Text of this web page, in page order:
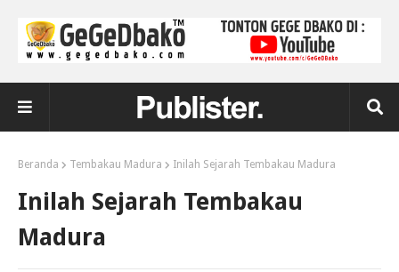
Beranda Tembakau Madura Inilah Sejarah Tembakau Madura
Inilah Sejarah Tembakau
Madura